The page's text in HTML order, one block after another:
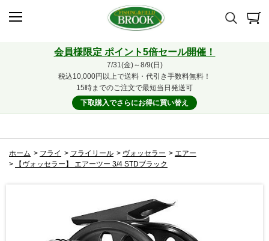
会員様限定 ポイント5倍セール開催！
7/31(金)～8/9(日)
税込10,000円以上で送料・代引き手数料無料！
15時までのご注文で最短当日発送可
下取購入でさらにお得に買い替え
ホーム > フライ > フライリール > ヴォッセラー > エアー
>
【ヴォッセラー】 エアーツー 3/4 STDブラック